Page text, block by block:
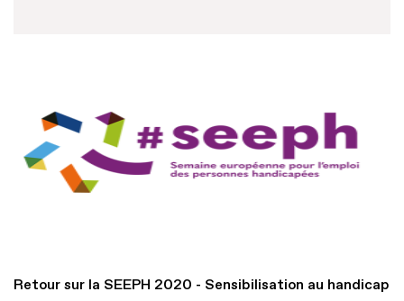
Retour sur la SEEPH 2020 - Sensibilisation au handicap